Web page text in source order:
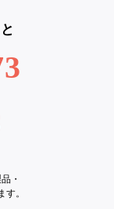
・
。